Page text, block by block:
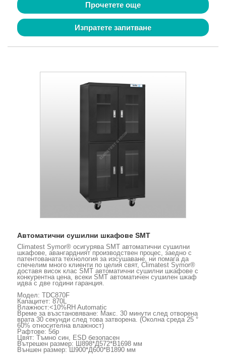
Прочетете още
Изпратете запитване
Автоматични сушилни шкафове SMT
Climatest Symor® осигурява SMT автоматични сушилни
шкафове, авангардният производствен процес, заедно с
патентованата технология за изсушаване, ни помага да
спечелим много клиенти по целия свят, Climatest Symor®
доставя висок клас SMT автоматични сушилни шкафове с
конкурентна цена, всеки SMT автоматичен сушилен шкаф
идва с две години гаранция.
Модел: TDC870F
Капацитет: 870L
Влажност:<10%RH Automatic
Време за възстановяване: Макс. 30 минути след отворена
врата 30 секунди след това затворена. (Околна среда 25 °
60% относителна влажност)
Рафтове: 5бр
Цвят: Тъмно син, ESD безопасен
Вътрешен размер: Ш898*Д572*В1698 мм
Външен размер: Ш900*Д600*В1890 мм